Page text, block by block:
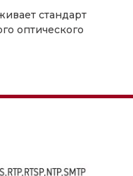
стандарт
оптического